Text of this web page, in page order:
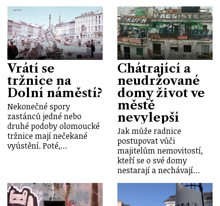
Vrátí se
tržnice na
Dolní náměstí?
Nekonečné spory
zastánců jedné nebo
druhé podoby olomoucké
tržnice mají nečekané
vyústění. Poté,…
Chátrající a
neudržované
domy život ve
městě
nevylepší
Jak může radnice
postupovat vůči
majitelům nemovitostí,
kteří se o své domy
nestarají a nechávají…